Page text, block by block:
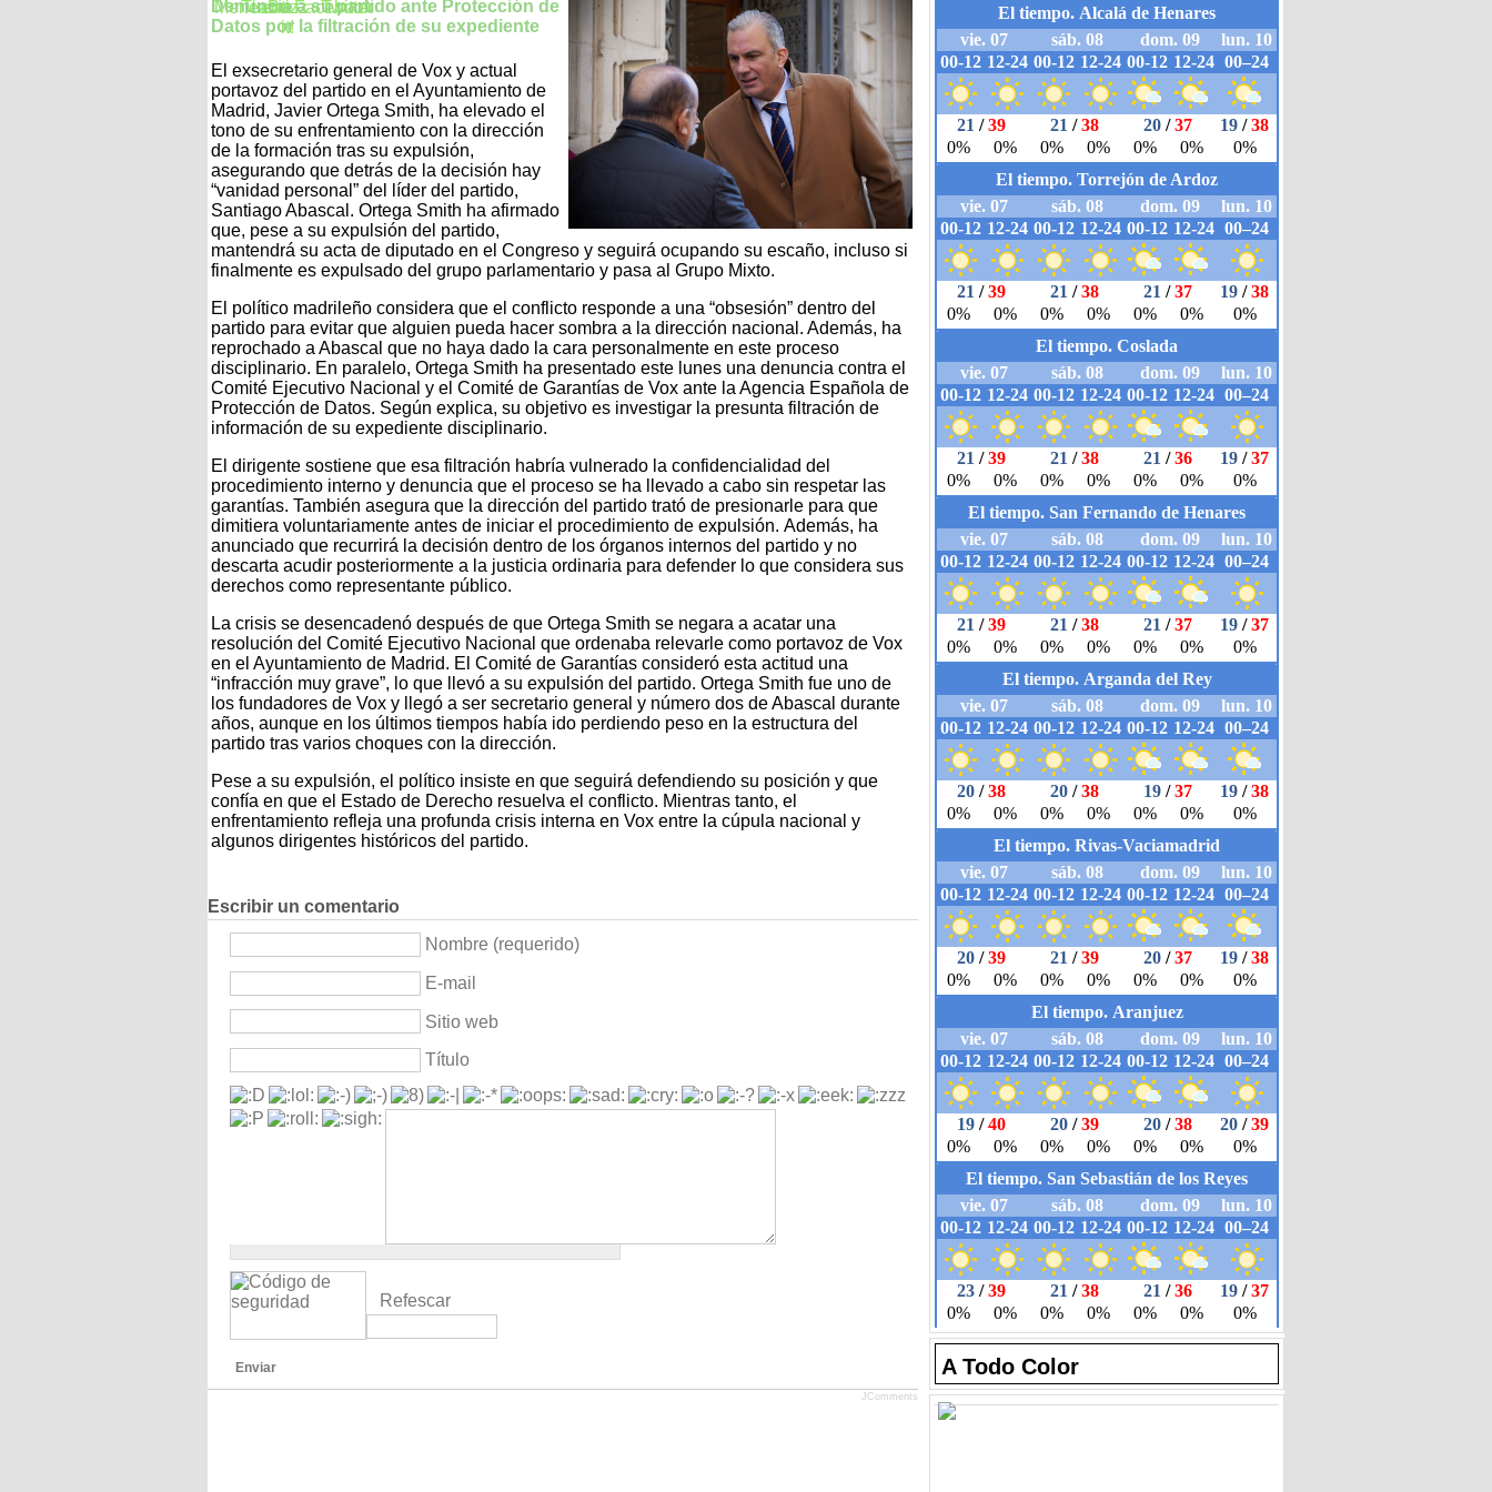
Denuncia a su partido ante Protección de
Datos por la filtración de su expediente
El exsecretario general de Vox y actual
portavoz del partido en el Ayuntamiento de
Madrid, Javier Ortega Smith, ha elevado el
tono de su enfrentamiento con la dirección
de la formación tras su expulsión,
asegurando que detrás de la decisión hay
“vanidad personal” del líder del partido,
Santiago Abascal. Ortega Smith ha afirmado
que, pese a su expulsión del partido,
mantendrá su acta de diputado en el Congreso y seguirá ocupando su escaño, incluso si
finalmente es expulsado del grupo parlamentario y pasa al Grupo Mixto.
El político madrileño considera que el conflicto responde a una “obsesión” dentro del
partido para evitar que alguien pueda hacer sombra a la dirección nacional. Además, ha
reprochado a Abascal que no haya dado la cara personalmente en este proceso
disciplinario. En paralelo, Ortega Smith ha presentado este lunes una denuncia contra el
Comité Ejecutivo Nacional y el Comité de Garantías de Vox ante la Agencia Española de
Protección de Datos. Según explica, su objetivo es investigar la presunta filtración de
información de su expediente disciplinario.
El dirigente sostiene que esa filtración habría vulnerado la confidencialidad del
procedimiento interno y denuncia que el proceso se ha llevado a cabo sin respetar las
garantías. También asegura que la dirección del partido trató de presionarle para que
dimitiera voluntariamente antes de iniciar el procedimiento de expulsión. Además, ha
anunciado que recurrirá la decisión dentro de los órganos internos del partido y no
descarta acudir posteriormente a la justicia ordinaria para defender lo que considera sus
derechos como representante público.
La crisis se desencadenó después de que Ortega Smith se negara a acatar una
resolución del Comité Ejecutivo Nacional que ordenaba relevarle como portavoz de Vox
en el Ayuntamiento de Madrid. El Comité de Garantías consideró esta actitud una
“infracción muy grave”, lo que llevó a su expulsión del partido. Ortega Smith fue uno de
los fundadores de Vox y llegó a ser secretario general y número dos de Abascal durante
años, aunque en los últimos tiempos había ido perdiendo peso en la estructura del
partido tras varios choques con la dirección.
Pese a su expulsión, el político insiste en que seguirá defendiendo su posición y que
confía en que el Estado de Derecho resuelva el conflicto. Mientras tanto, el
enfrentamiento refleja una profunda crisis interna en Vox entre la cúpula nacional y
algunos dirigentes históricos del partido.
Escribir un comentario
Nombre (requerido)
E-mail
Sitio web
Título
Refescar
Enviar
JComments
A Todo Color